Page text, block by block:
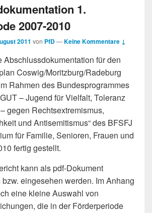
1.
2007-2010
2011 von PfD—Keine Kommentare ↓
Abschlussdokumentation für den
Coswig/Moritzburg/Radeburg
Rahmen des Bundesprogrammes
– Jugend für Vielfalt, Toleranz
gegen Rechtsextremismus,
und Antisemitismus“ des BFSFJ
für Familie, Senioren, Frauen und
fertig gestellt.
kann als pdf-Dokument
eingesehen werden. Im Anhang
eine kleine Auswahl von
die in der Förderperiode